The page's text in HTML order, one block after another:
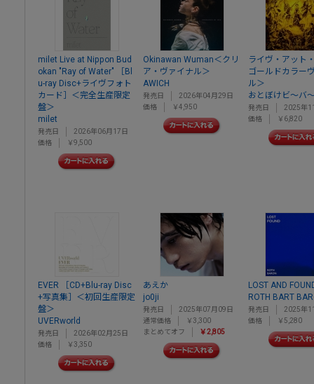
milet Live at Nippon Bud
okan "Ray of Water" ［Bl
u-ray Disc+ライヴフォト
カード］＜完全生産限定
盤＞
milet
発売日
2026年06月17日
価格
￥9,500
Okinawan Wuman＜クリ
ア・ヴァイナル＞
AWICH
発売日
2026年04月29日
価格
￥4,950
ライヴ・アット
ゴールドカラー
ル＞
おとぼけビ～バ
発売日
2025年
価格
￥6,820
EVER ［CD+Blu-ray Disc
+写真集］＜初回生産限定
盤＞
UVERworld
発売日
2026年02月25日
価格
￥3,350
あえか
jo0ji
発売日
2025年07月09日
通常価格
￥3,300
まとめてオフ
￥2,805
LOST AND
ROTH BART
発売日
2025年
価格
￥5,280